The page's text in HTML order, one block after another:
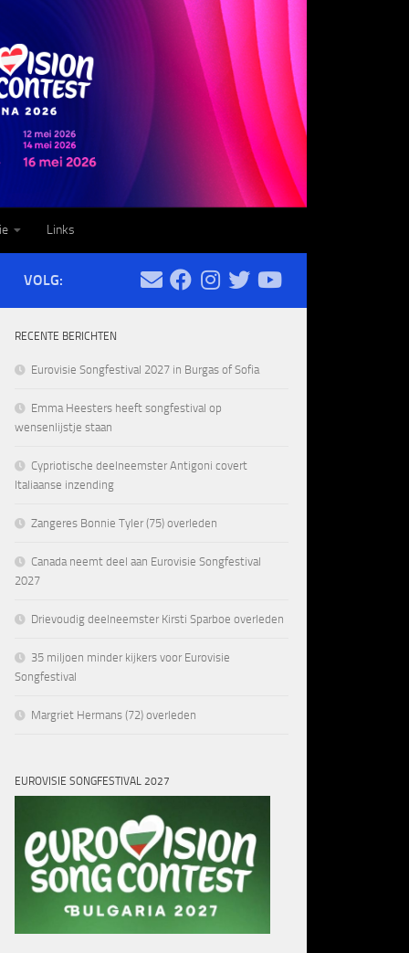
Links
VOLG:
RECENTE BERICHTEN
Eurovisie Songfestival 2027 in Burgas of Sofia
Emma Heesters heeft songfestival op
wensenlijstje staan
Cypriotische deelneemster Antigoni covert
Italiaanse inzending
Zangeres Bonnie Tyler (75) overleden
Canada neemt deel aan Eurovisie Songfestival
2027
Drievoudig deelneemster Kirsti Sparboe overleden
35 miljoen minder kijkers voor Eurovisie
Songfestival
Margriet Hermans (72) overleden
EUROVISIE SONGFESTIVAL 2027